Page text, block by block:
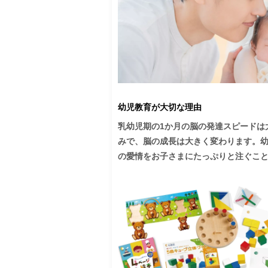
幼児教育が大切な理由
乳幼児期の1か月の脳の発達スピード
みで、脳の成長は大きく変わります。
の愛情をお子さまにたっぷりと注ぐこ
そのためには、子供の脳と心の働きを
とです。脳の成長を知ることは、能力
供の心を育むことにも通じます。